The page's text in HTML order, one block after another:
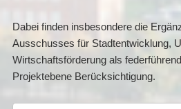
Dabei finden insbesondere die
Ausschusses für Stadtentwicklung,
Wirtschaftsförderung als
Projektebene Berücksichtigung.